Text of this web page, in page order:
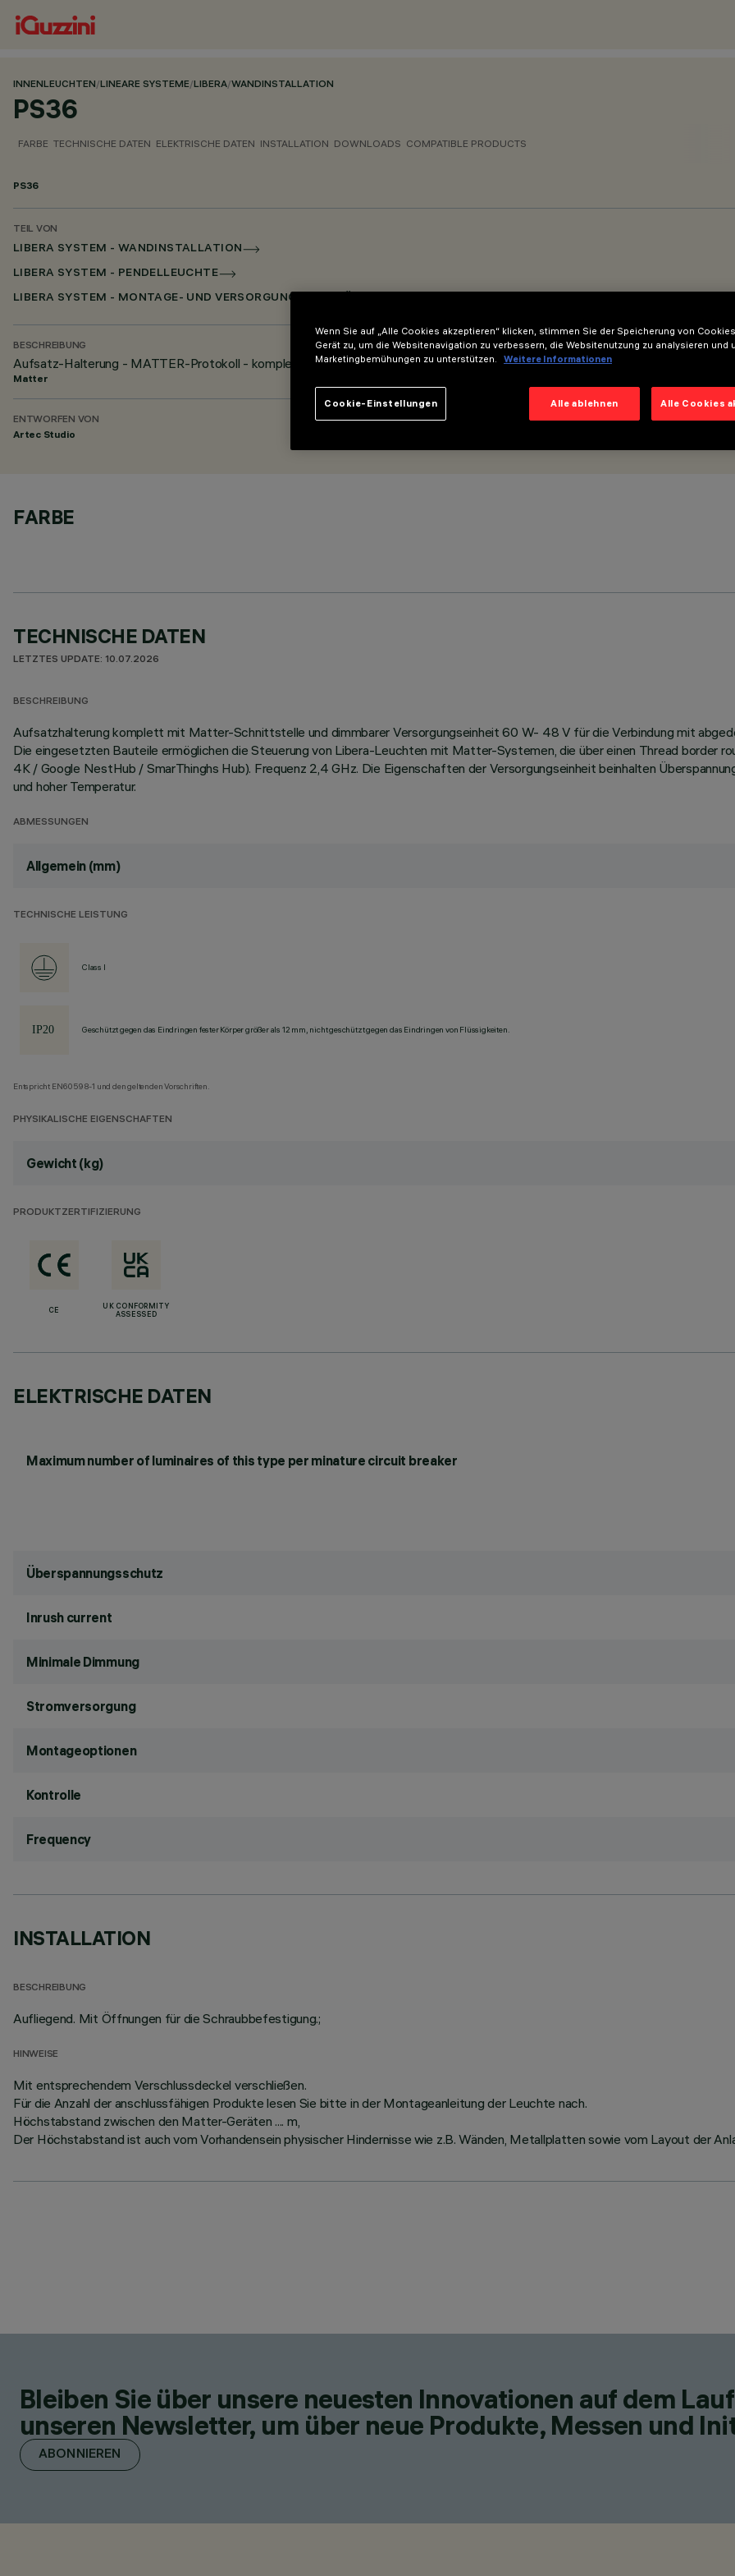
INNENLEUCHTEN/LINEARE SYSTEME/LIBERA/WANDINSTALLATION
PS36
FARBE TECHNISCHE DATEN ELEKTRISCHE DATEN INSTALLATION DOWNLOADS COMPATIBLE PRODUCTS
PS36
TEIL VON
LIBERA SYSTEM - WANDINSTALLATION
LIBERA SYSTEM - PENDELLEUCHTE
LIBERA SYSTEM - MONTAGE- UND VERSORGUNGSZUBEHÖR
BESCHREIBUNG
Aufsatz-Halterung - MATTER-Protokoll - komplett mit Versorgungseinheit 60 W - 48 V
Matter
ENTWORFEN VON
Artec Studio
FARBE
TECHNISCHE DATEN
LETZTES UPDATE: 10.07.2026
BESCHREIBUNG
Aufsatzhalterung komplett mit Matter-Schnittstelle und dimmbarer Versorgungseinheit 60 W- 48 V für die Verbindung mit
Die eingesetzten Bauteile ermöglichen die Steuerung von Libera-Leuchten mit Matter-Systemen, die über einen Thread border
4K / Google NestHub / SmarThinghs Hub). Frequenz 2,4 GHz. Die Eigenschaften der Versorgungseinheit beinhalten
und hoher Temperatur.
ABMESSUNGEN
Allgemein (mm)
TECHNISCHE LEISTUNG
Class I
Geschützt gegen das Eindringen fester Körper größer als 12 mm, nicht geschützt gegen das Eindringen von Flüssigkeiten.
Entspricht EN60598-1 und den geltenden Vorschriften.
PHYSIKALISCHE EIGENSCHAFTEN
Gewicht (kg)
PRODUKTZERTIFIZIERUNG
CE
UK CONFORMITY
ASSESSED
ELEKTRISCHE DATEN
Maximum number of luminaires of this type per minature circuit breaker
Überspannungsschutz
Inrush current
Minimale Dimmung
Stromversorgung
Montageoptionen
Kontrolle
Frequency
INSTALLATION
BESCHREIBUNG
Aufliegend. Mit Öffnungen für die Schraubbefestigung.;
HINWEISE
Mit entsprechendem Verschlussdeckel verschließen.
Für die Anzahl der anschlussfähigen Produkte lesen Sie bitte in der Montageanleitung der Leuchte nach.
Höchstabstand zwischen den Matter-Geräten .... m,
Der Höchstabstand ist auch vom Vorhandensein physischer Hindernisse wie z.B. Wänden, Metallplatten sowie vom Layout der
Bleiben Sie über unsere neuesten Innovationen auf dem
unseren Newsletter, um über neue Produkte, Messen und
ABONNIEREN
Wenn Sie auf „Alle Cookies akzeptieren“ klicken, stimmen Sie der Speicherung von
Gerät zu, um die Websitenavigation zu verbessern, die Websitenutzung zu analysieren und
Marketingbemühungen zu unterstützen.
Weitere Informationen
Alle ablehnen Alle Cookies
Cookie-Einstellungen